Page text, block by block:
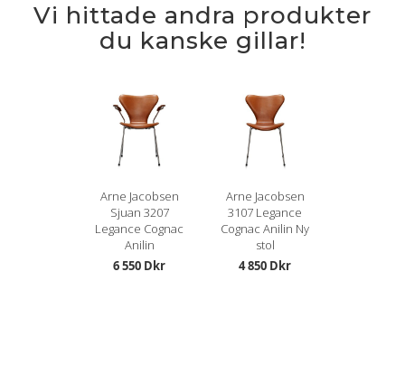
Vi hittade andra produkter
du kanske gillar!
Arne Jacobsen
Sjuan 3207
Legance Cognac
Anilin
6 550 Dkr
Arne Jacobsen
3107 Legance
Cognac Anilin Ny
stol
4 850 Dkr